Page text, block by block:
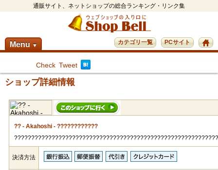
通販サイト、ネットショップの総合ランキング・リンク集
Menu ▼ PCサイト
カテゴリ一覧
Check Tweet
ショップ詳細情報
?? - Akahoshi - ????????????
決済方法